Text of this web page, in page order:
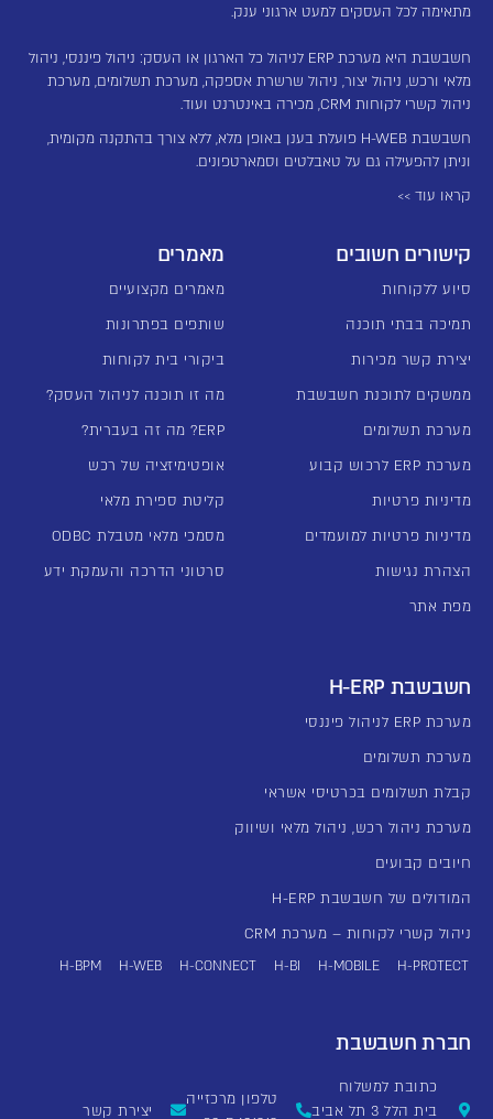
מתאימה לכל העסקים למעט ארגוני ענק.
חשבשבת היא מערכת ERP לניהול כל הארגון או העסק: ניהול פיננסי, ניהול
מלאי ורכש, ניהול יצור, ניהול שרשרת אספקה, מערכת תשלומים, מערכת
ניהול קשרי לקוחות CRM, מכירה באינטרנט ועוד.
חשבשבת H-WEB פועלת בענן באופן מלא, ללא צורך בהתקנה מקומית,
וניתן להפעילה גם על טאבלטים וסמארטפונים.
קראו עוד >>
קישורים חשובים
סיוע ללקוחות
תמיכה בבתי תוכנה
יצירת קשר מכירות
ממשקים לתוכנת חשבשבת
מערכת תשלומים
מערכת ERP לרכוש קבוע
מדיניות פרטיות
מדיניות פרטיות למועמדים
הצהרת נגישות
מפת אתר
מאמרים
מאמרים מקצועיים
שותפים בפתרונות
ביקורי בית לקוחות
מה זו תוכנה לניהול העסק?
ERP? מה זה בעברית?
אופטימיזציה של רכש
קליטת ספירת מלאי
מסמכי מלאי מטבלת ODBC
סרטוני הדרכה והעמקת ידע
חשבשבת H-ERP
מערכת ERP לניהול פיננסי
מערכת תשלומים
קבלת תשלומים בכרטיסי אשראי
מערכת ניהול רכש, ניהול מלאי ושיווק
חיובים קבועים
המודולים של חשבשבת H-ERP
ניהול קשרי לקוחות – מערכת CRM
H-PROTECT
H-MOBILE
H-BI
H-CONNECT
H-WEB
H-BPM
חברת חשבשבת
כתובת למשלוח
בית הלל 3 תל אביב
טלפון מרכזייה
יצירת קשר